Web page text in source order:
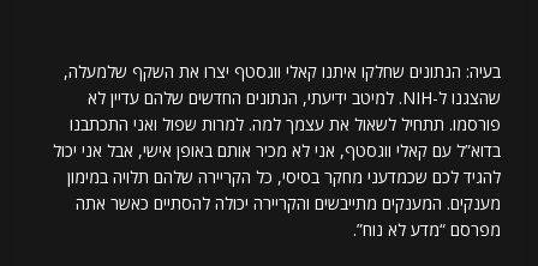
בעיה: הנתונים שחלקו איתנו קאלי ווגסטף יצרו את השקף שלמעלה,
שהצגנו ל-NIH. למיטב ידיעתי, הנתונים החדשים שלהם עדיין לא
פורסמו. תתחיל לשאול את עצמך למה. למרות שפול ואני התכתבנו
בדוא”ל עם קאלי ווגסטף, אני לא מכיר אותם באופן אישי, אבל אני יכול
להגיד לכם שכמדעני מחקר בסיסי, כל הקריירה שלהם תלויה במימון
מענקים. המענקים מתייבשים והקריירה יכולה להסתיים כאשר אתה
מפרסם “מדע לא נוח”.